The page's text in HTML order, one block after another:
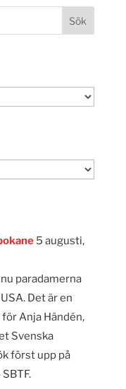
5 augusti,
paradamerna
Det är en
Anja Händén,
Svenska
först upp på